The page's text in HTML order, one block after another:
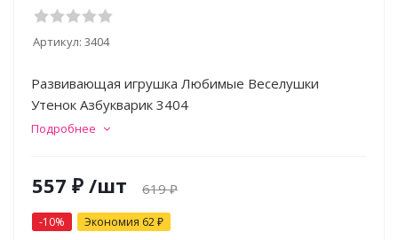
Артикул: 3404
Развивающая игрушка Любимые Веселушки
Утенок Азбукварик 3404
Подробнее
557 ₽ /шт 619₽
-10% Экономия 62₽